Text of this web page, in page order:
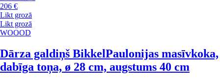
206 €
Likt grozā
Likt grozā
WOOOD
Dārza galdiņš BikkelPaulonijas masīvkoka,
dabīga toņa, ø 28 cm, augstums 40 cm